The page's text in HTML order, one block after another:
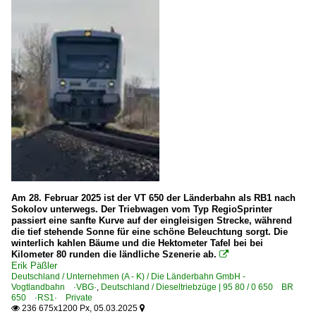
Am 28. Februar 2025 ist der VT 650 der Länderbahn als RB1 nach
Sokolov unterwegs. Der Triebwagen vom Typ RegioSprinter
passiert eine sanfte Kurve auf der eingleisigen Strecke, während
die tief stehende Sonne für eine schöne Beleuchtung sorgt. Die
winterlich kahlen Bäume und die Hektometer Tafel bei bei
Kilometer 80 runden die ländliche Szenerie ab. 
Erik Päßler
Deutschland / Unternehmen (A - K) / Die Länderbahn GmbH -
Vogtlandbahn ·VBG· Deutschland / Dieseltriebzüge | 95 80 / 0 650 BR
650 ·RS1· Private
 236 675x1200 Px, 05.03.2025 